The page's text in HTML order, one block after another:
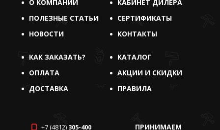
О КОМПАНИИ
КАБИНЕТ ДИЛЕРА
ПОЛЕЗНЫЕ СТАТЬИ
СЕРТИФИКАТЫ
НОВОСТИ
КОНТАКТЫ
КАК ЗАКАЗАТЬ?
КАТАЛОГ
ОПЛАТА
АКЦИИ И СКИДКИ
ДОСТАВКА
ПРАВИЛА
+7 (4812) 305-400 ПРИНИМАЕМ